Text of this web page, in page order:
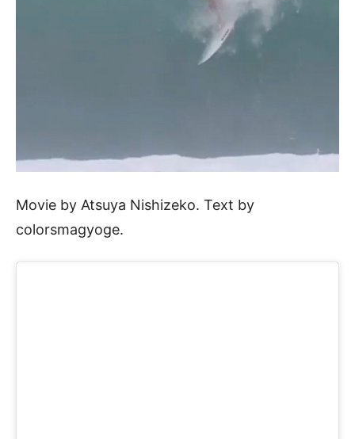
Movie by Atsuya Nishizeko. Text by
colorsmagyoge.